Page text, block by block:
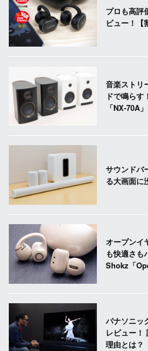
プロも高評
ビュー！【
音楽ストリ
ドで鳴ら
「NX-70A
サウンドバ
る大画面に
オープンイ
も快適さも
Shokz「
パナソニッ
レビュー！
理由とは？